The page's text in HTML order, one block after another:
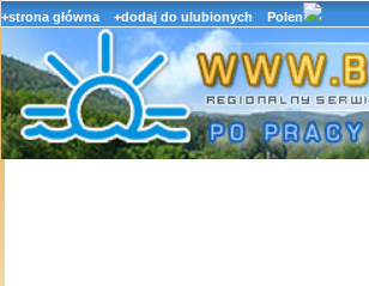
+strona główna +dodaj do ulubionych Polen